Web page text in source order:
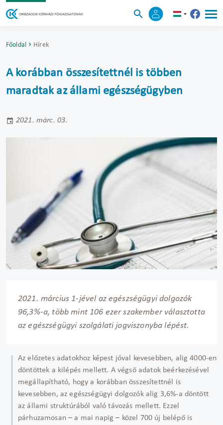
Főoldal Hírek
A korábban összesítettnél is többen
maradtak az állami egészségügyben
2021. márc. 03.
2021. március 1-jével az egészségügyi dolgozók
96,3%-a, több mint 106 ezer szakember választotta
az egészségügyi szolgálati jogviszonyba lépést.
Az előzetes adatokhoz képest jóval kevesebben, alig 4000-en
döntöttek a kilépés mellett. A végső adatok beérkezésével
megállapítható, hogy a korábban összesítettnél is
kevesebben, az egészségügyi dolgozók alig 3,6%-a döntött
az állami struktúrából való távozás mellett. Ezzel
párhuzamosan – a mai napig – közel 700 új belépő is